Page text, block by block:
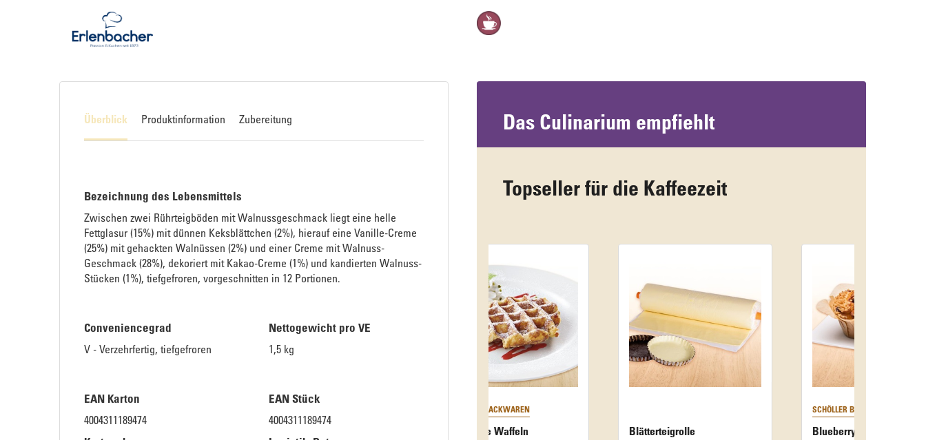
Überblick Produktinformation Zubereitung
Bezeichnung des Lebensmittels
Zwischen zwei Rührteigböden mit Walnussgeschmack liegt eine helle
Fettglasur (15%) mit dünnen Keksblättchen (2%), hierauf eine Vanille-Creme
(25%) mit gehackten Walnüssen (2%) und einer Creme mit Walnuss-
Geschmack (28%), dekoriert mit Kakao-Creme (1%) und kandierten Walnuss-
Stücken (1%), tiefgefroren, vorgeschnitten in 12 Portionen.
Conveniencegrad
V - Verzehrfertig, tiefgefroren
Nettogewicht pro VE
1,5 kg
EAN Karton
4004311189474
EAN Stück
4004311189474
Das Culinarium empfiehlt
Topseller für die Kaffeezeit
Blätterteigrolle